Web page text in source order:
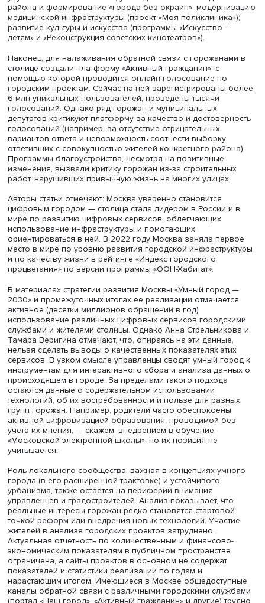
Фото: Московский транспорт / ВКонтакте
«Можно утверждать, что в столице реализуется
основанный на принципах устойчивого развития,
урбанизма и “15-минутного города”», — констатируют
Этот мегапроект включает в себя развитие
транспорта — введение в эксплуатацию около 200 км
метро (вместе с МЦК), обновление сети маршрутов и
подвижного состава наземного транспорта;
улиц и благоустройство городской среды согласно
устойчивого развития и «15-минутного города»
«Моя улица» и «Мой район») — расширение
появление велосипедных маршрутов, обновление
схем освещения, обновление социальной
улучшение качества жизни, учет идентичности каждого
района и формирование «города без окраин»;
медицинской инфраструктуры (проект «Моя
развитие культуры и искусства (программы «Искусство
детям» и «Реконструкция советских кинотеатров»).
Наконец, для налаживания обратной связи с
столице создали платформу «Активный гражданин», с
помощью которой проводится онлайн-голосование по
городским проектам. Сейчас на ней зарегистрированы
6 млн уникальных пользователей, проведены тысячи
голосований. Однако ряд горожан и муниципальных
депутатов критикуют платформу за качество и
голосований (например, за отсутствие отрицательных
вариантов ответа и невозможность соотнести выборку
ответивших с совокупностью жителей конкретного
изменения, вызвали критику горожан из-за
работ, нарушивших привычную жизнь на многих улицах.
Авторы статьи отмечают: Москва уверенно становится
цифровым городом — столица стала лидером в России
мире по развитию цифровых сервисов, облегчающих
использование инфраструктуры и помогающих
ориентироваться в ней. В 2022 году Москва заняла
место в мире по уровню развития городской
и по качеству жизни в рейтинге «Индекс городского
процветания» по версии программы «ООН-Хабитат».